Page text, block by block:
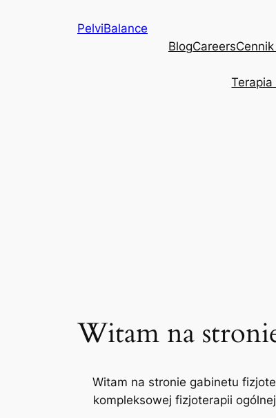
PelviBalance
BlogCareers
Witam na
Witam na stronie gabinetu
kompleksowej fizjoterapii